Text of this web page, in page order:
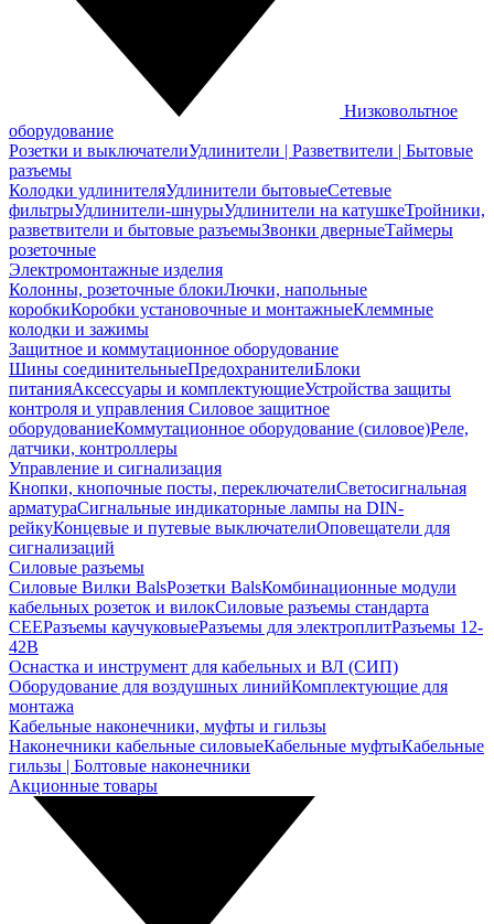
Низковольтное
оборудование
Розетки и выключателиУдлинители | Разветвители | Бытовые
разъемы
Колодки удлинителяУдлинители бытовыеСетевые
фильтрыУдлинители-шнурыУдлинители на катушкеТройники,
разветвители и бытовые разъемыЗвонки дверныеТаймеры
розеточные
Электромонтажные изделия
Колонны, розеточные блокиЛючки, напольные
коробкиКоробки установочные и монтажныеКлеммные
колодки и зажимы
Защитное и коммутационное оборудование
Шины соединительныеПредохранителиБлоки
питанияАксессуары и комплектующиеУстройства защиты
контроля и управления Силовое защитное
оборудованиеКоммутационное оборудование (силовое)Реле,
датчики, контроллеры
Управление и сигнализация
Кнопки, кнопочные посты, переключателиСветосигнальная
арматураСигнальные индикаторные лампы на DIN-
рейкуКонцевые и путевые выключателиОповещатели для
сигнализаций
Силовые разъемы
Силовые Вилки BalsРозетки BalsКомбинационные модули
кабельных розеток и вилокСиловые разъемы стандарта
CEEРазъемы каучуковыеРазъемы для электроплитРазъемы 12-
42В
Оснастка и инструмент для кабельных и ВЛ (СИП)
Оборудование для воздушных линийКомплектующие для
монтажа
Кабельные наконечники, муфты и гильзы
Наконечники кабельные силовыеКабельные муфтыКабельные
гильзы | Болтовые наконечники
Акционные товары